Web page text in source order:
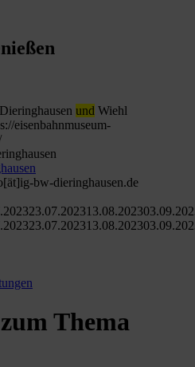
und Wiehl
eisenbahnmuseum-
bw-dieringhausen.de
Thema